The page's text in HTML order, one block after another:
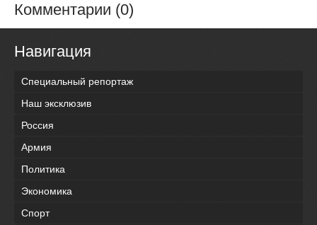
Комментарии (0)
Навигация
Специальный репортаж
Наш эксклюзив
Россия
Армия
Политика
Экономика
Спорт